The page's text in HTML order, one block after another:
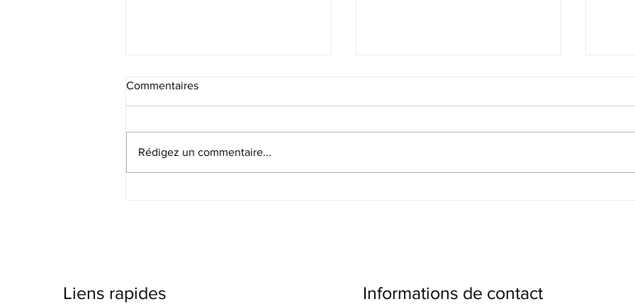
Commentaires
Rédigez un commentaire...
Liens rapides Informations de contact